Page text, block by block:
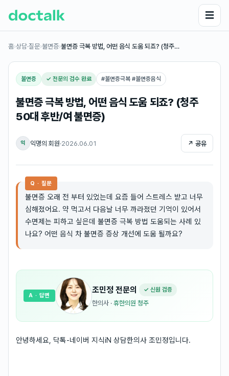
☰
홈›상담·질문›불면증›불면증 극복 방법, 어떤 음식 도움 되죠? (청주…
불면증 ✓ 전문의 검수 완료 #불면증극복 #불면증음식
불면증 극복 방법, 어떤 음식 도움 되죠? (청주
50대 후반/여 불면증)
익 익명의 회원·2026.06.01 ↗ 공유
Q · 질문
불면증 오래 전 부터 있었는데 요즘 들어 스트레스 받고 너무
심해졌어요. 약 먹고서 다음날 너무 까라졌던 기억이 있어서
수면제는 피하고 싶은데 불면증 극복 방법 도움되는 사례 있
나요? 어떤 음식 차 불면증 증상 개선에 도움 될까요?
조민정 전문의 ✓ 신원 검증
한의사 · 휴한의원 청주
A · 답변
안녕하세요, 닥톡-네이버 지식iN 상담한의사 조민정입니다.